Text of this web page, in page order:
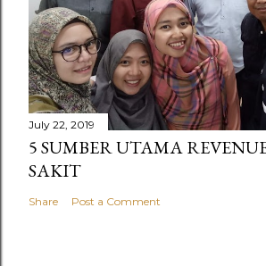
July 22, 2019
5 SUMBER UTAMA
SAKIT
Share Post a Comment